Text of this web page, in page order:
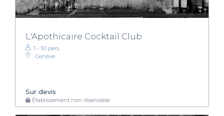
L'Apothicaire Cocktail Club
1 - 50 pers.
Genève
Sur devis
Établissement non réservable